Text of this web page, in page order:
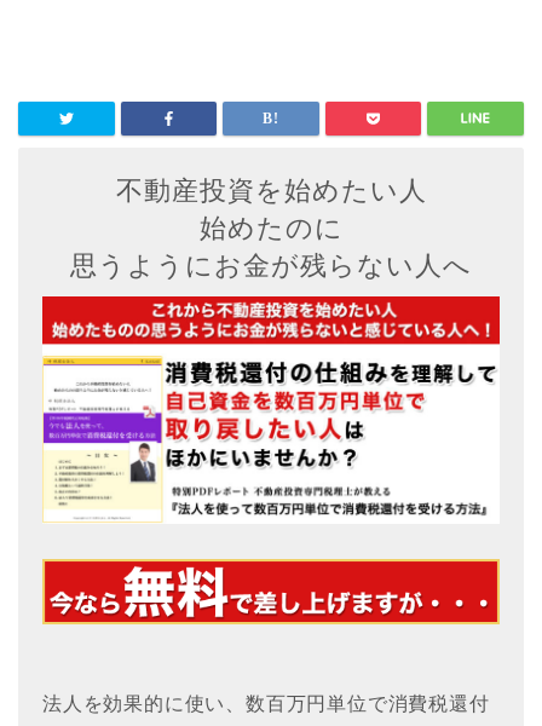
不動産投資を始めたい人
始めたのに
思うようにお金が残らない人へ
法人を効果的に使い、数百万円単位で消費税還付